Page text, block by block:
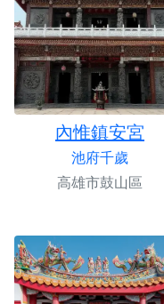
內惟鎮安宮
池府千歲
高雄市鼓山區